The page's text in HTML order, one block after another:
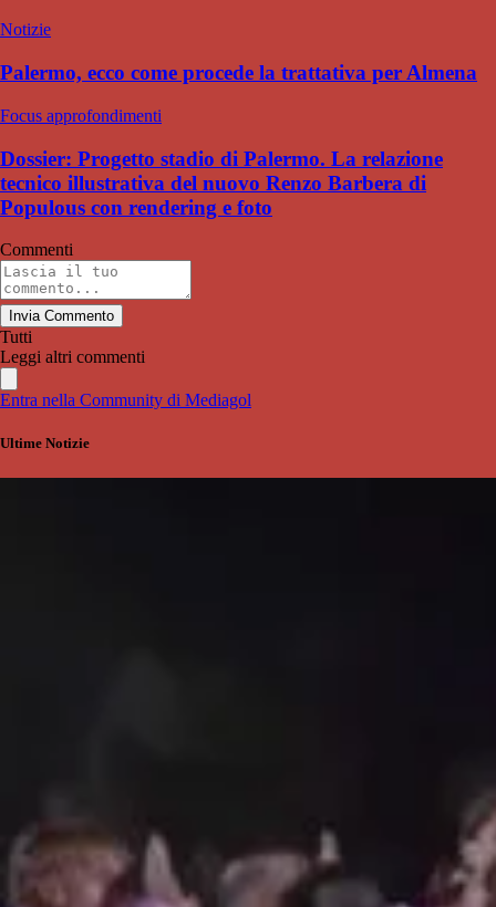
Notizie
Palermo, ecco come procede la trattativa per Almena
Focus approfondimenti
Dossier: Progetto stadio di Palermo. La relazione
tecnico illustrativa del nuovo Renzo Barbera di
Populous con rendering e foto
Commenti
Invia Commento
Tutti
Leggi altri commenti
Entra nella Community di Mediagol
Ultime Notizie